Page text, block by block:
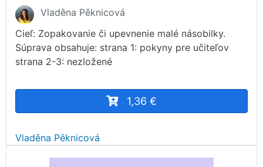
Vladěna Pěknicová
Cieľ: Zopakovanie či upevnenie malé násobilky.
Súprava obsahuje: strana 1: pokyny pre učiteľov
strana 2-3: nezložené
1,36 €
Vladěna Pěknicová